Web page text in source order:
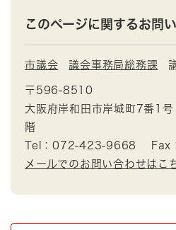
このページに関するお問
市議会 議会事務局総務課
〒596-8510
大阪府岸和田市岸城町7番1
階
Tel：072-423-9668
Fax
メールでのお問い合わせはこ